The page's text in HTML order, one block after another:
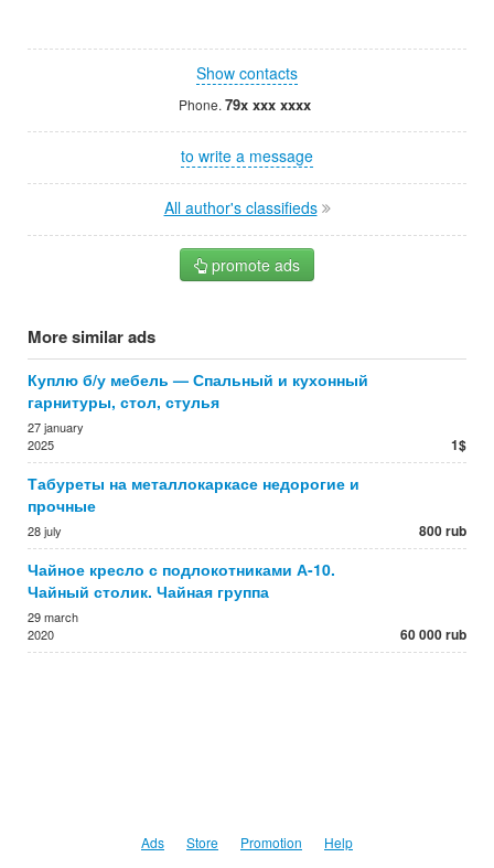
Show contacts
Phone. 79x xxx xxxx
to write a message
All author's classifieds
promote ads
More similar ads
Куплю б/у мебель — Спальный и кухонный
гарнитуры, стол, стулья
27 january
2025
1$
Табуреты на металлокаркасе недорогие и
прочные
28 july 800 rub
Чайное кресло с подлокотниками А-10.
Чайный столик. Чайная группа
29 march
2020
60 000 rub
Ads Store Promotion Help